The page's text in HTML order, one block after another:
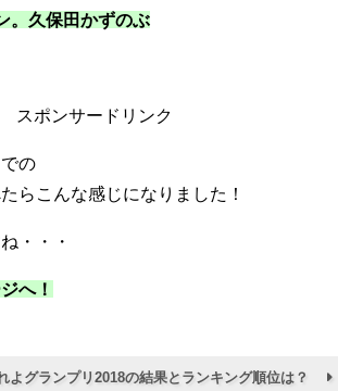
。久保田かずのぶ
スポンサードリンク
の
らこんな感じになりました！
・・・
へ！
よグランプリ2018の結果とランキング順位は？